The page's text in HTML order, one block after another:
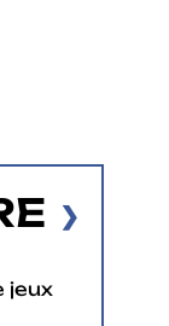
jeux